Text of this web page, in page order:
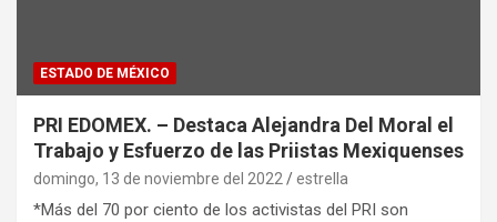
ESTADO DE MÉXICO
PRI EDOMEX. – Destaca Alejandra Del Moral el
Trabajo y Esfuerzo de las Priistas Mexiquenses
domingo, 13 de noviembre del 2022 estrella
*Más del 70 por ciento de los activistas del PRI son